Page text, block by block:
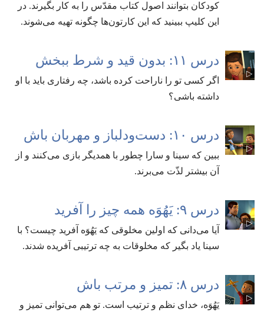
کودکان بتوانند اصول کتاب مقدّس را به کار بگیرند.‏ در
این کلیپ ببینید که این کارتون‌ها چگونه تهیه می‌شوند.‏
درس ۱۱:‏ بدون قید و شرط ببخش
اگر کسی تو را ناراحت کرده باشد،‏ چه رفتاری باید با او
داشته باشی؟‏
درس ۱۰:‏ دست‌ودلباز و مهربان باش
ببین که سینا و سارا چطور با همدیگر بازی می‌کنند و از
آن بیشتر لذّت می‌برند.‏
درس ۹:‏ یَهُوَه همه چیز را آفرید
آیا می‌دانی که اولین مخلوقی که یَهُوَه آفرید چیست؟‏ با
سینا یاد بگیر که مخلوقات به چه ترتیبی آفریده شدند.‏
درس ۸:‏ تمیز و مرتب باش
یَهُوَه،‏ خدای نظم و ترتیب است.‏ تو هم می‌توانی تمیز و